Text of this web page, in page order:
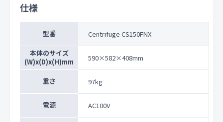
仕様
型番
Centrifuge CS150FNX
本体のサイズ
(W)x(D)x(H)mm
590×582×408mm
重さ 97kg
電源 AC100V